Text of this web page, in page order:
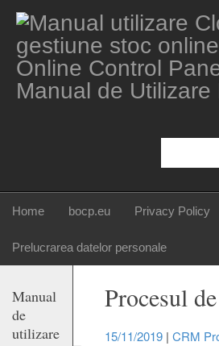
Manual de Utilizare
Home bocp.eu Privacy Policy
Prelucrarea datelor personale
Manual
de
utilizare
Procesul
15/11/2019| CRM